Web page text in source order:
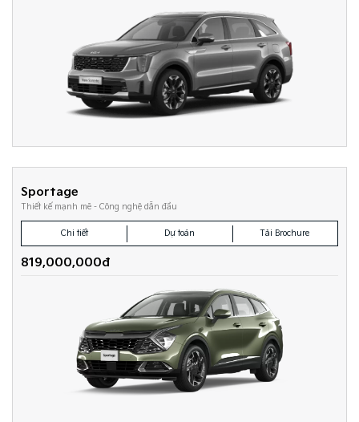
Sportage
Thiết kế mạnh mẽ - Công nghệ dẫn đầu
Chi tiết Dự toán Tải Brochure
819,000,000đ